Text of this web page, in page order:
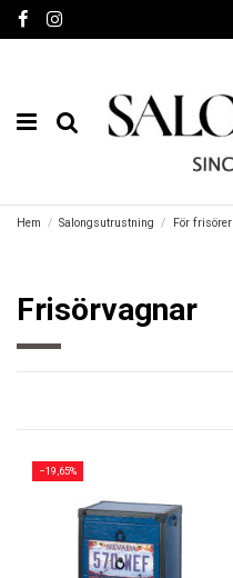
Hem Salongsutrustning För frisörer
Frisörvagnar
−19,65%